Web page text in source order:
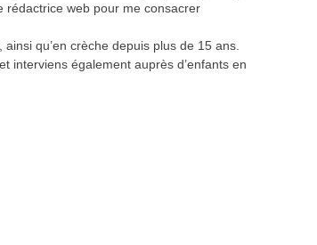
rédactrice web pour me consacrer
qu’en crèche depuis plus de 15 ans.
interviens également auprès d’enfants en